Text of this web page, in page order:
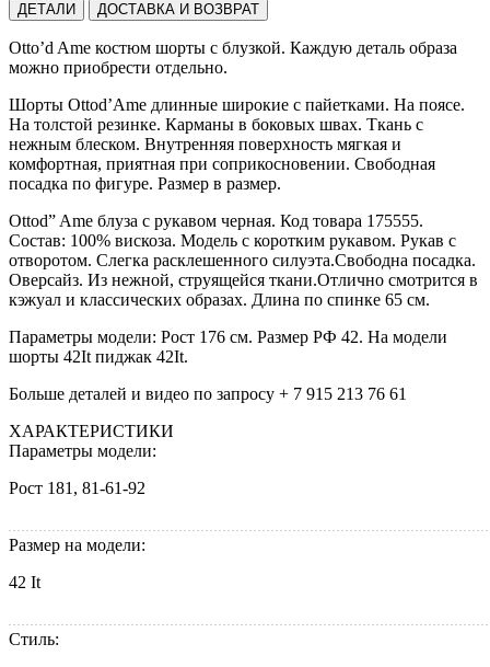
ДЕТАЛИ ДОСТАВКА И ВОЗВРАТ
Otto’d Ame костюм шорты с блузкой. Каждую деталь образа
можно приобрести отдельно.
Шорты Ottod’Ame длинные широкие c пайетками. На поясе.
На толстой резинке. Карманы в боковых швах. Ткань с
нежным блеском. Внутренняя поверхность мягкая и
комфортная, приятная при соприкосновении. Свободная
посадка по фигуре. Размер в размер.
Ottod” Ame блуза с рукавом черная. Код товара 175555.
Состав: 100% вискоза. Модель с коротким рукавом. Рукав с
отворотом. Слегка расклешенного силуэта.Свободна посадка.
Оверсайз. Из нежной, струящейся ткани.Отлично смотрится в
кэжуал и классических образах. Длина по спинке 65 см.
Параметры модели: Рост 176 см. Размер РФ 42. На модели
шорты 42It пиджак 42It.
Больше деталей и видео по запросу + 7 915 213 76 61
ХАРАКТЕРИСТИКИ
Параметры модели:
Рост 181, 81-61-92
Размер на модели:
42 It
Стиль: